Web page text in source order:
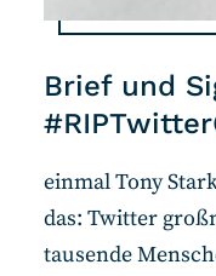
Brief und
einmal Tony
das: Twitter
tausende